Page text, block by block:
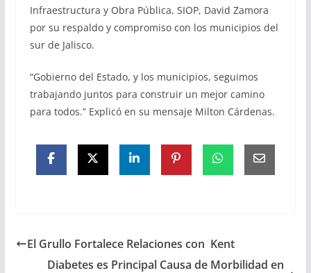
Infraestructura y Obra Pública, SIOP, David Zamora
por su respaldo y compromiso con los municipios del
sur de Jalisco.
“Gobierno del Estado, y los municipios, seguimos
trabajando juntos para construir un mejor camino
para todos.” Explicó en su mensaje Milton Cárdenas.
El Grullo Fortalece Relaciones con Kent
Diabetes es Principal Causa de Morbilidad en